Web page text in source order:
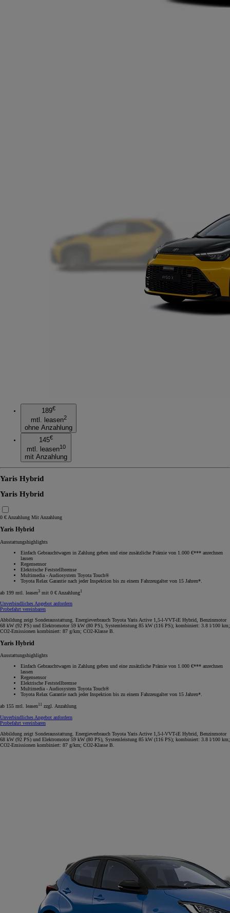
189€
mtl. leasen2
ohne Anzahlung
145€
mtl. leasen10
mit Anzahlung
Yaris Hybrid
Yaris Hybrid
0 € Anzahlung Mit Anzahlung
Yaris Hybrid
Ausstattungshighlights
Einfach Gebrauchtwagen in Zahlung geben und eine zusätzliche Prämie von 1.000 €*** anrechnen
lassen
Regensensor
Elektrische Feststellbremse
Multimedia - Audiosystem Toyota Touch®
Toyota Relax Garantie nach jeder Inspektion bis zu einem Fahrzeugalter von 15 Jahren*.
ab 199 mtl. leasen3 mit 0 € Anzahlung1
Unverbindliches Angebot anfordern
Probefahrt vereinbaren
Abbildung zeigt Sonderausstattung. Energieverbrauch Toyota Yaris Active 1,5-l-VVT-iE Hybrid, Benzinmotor
68 kW (92 PS) und Elektromotor 59 kW (80 PS), Systemleistung 85 kW (116 PS); kombiniert: 3.8 l/100 km;
CO2-Emissionen kombiniert: 87 g/km; CO2-Klasse B.
Yaris Hybrid
Ausstattungshighlights
Einfach Gebrauchtwagen in Zahlung geben und eine zusätzliche Prämie von 1.000 €*** anrechnen
lassen
Regensensor
Elektrische Feststellbremse
Multimedia - Audiosystem Toyota Touch®
Toyota Relax Garantie nach jeder Inspektion bis zu einem Fahrzeugalter von 15 Jahren*.
ab 155 mtl. leasen11 zzgl. Anzahlung
Unverbindliches Angebot anfordern
Probefahrt vereinbaren
Abbildung zeigt Sonderausstattung. Energieverbrauch Toyota Yaris Active 1,5-l-VVT-iE Hybrid, Benzinmotor
68 kW (92 PS) und Elektromotor 59 kW (80 PS), Systemleistung 85 kW (116 PS); kombiniert: 3.8 l/100 km;
CO2-Emissionen kombiniert: 87 g/km; CO2-Klasse B.